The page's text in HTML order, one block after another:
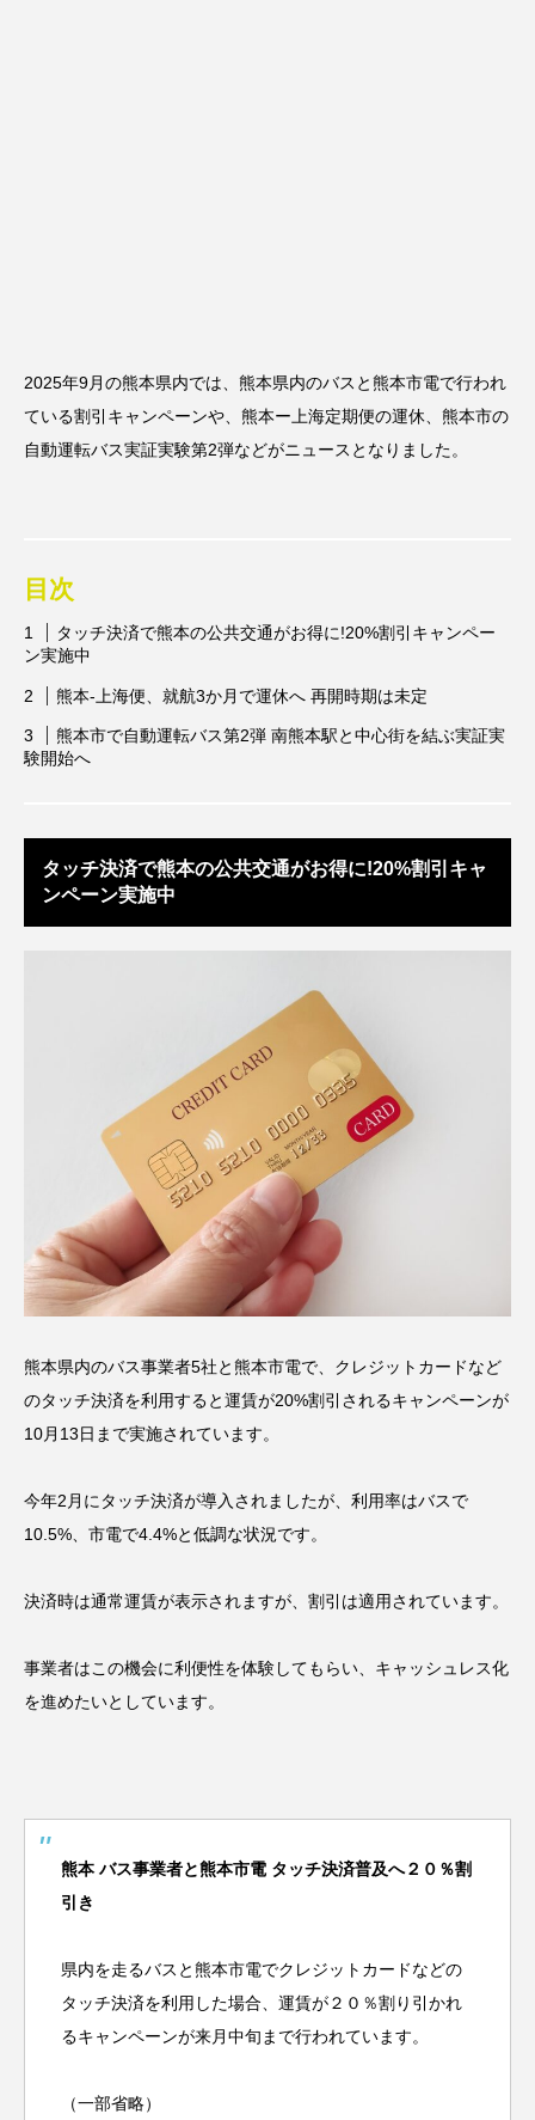
2025年9月の熊本県内では、熊本県内のバスと熊本市電で行われ
ている割引キャンペーンや、熊本ー上海定期便の運休、熊本市の
自動運転バス実証実験第2弾などがニュースとなりました。
目次
タッチ決済で熊本の公共交通がお得に!20%割引キャンペー
ン実施中
熊本-上海便、就航3か月で運休へ 再開時期は未定
熊本市で自動運転バス第2弾 南熊本駅と中心街を結ぶ実証実
験開始へ
タッチ決済で熊本の公共交通がお得に!20%割引キャ
ンペーン実施中
熊本県内のバス事業者5社と熊本市電で、クレジットカードなど
のタッチ決済を利用すると運賃が20%割引されるキャンペーンが
10月13日まで実施されています。
今年2月にタッチ決済が導入されましたが、利用率はバスで
10.5%、市電で4.4%と低調な状況です。
決済時は通常運賃が表示されますが、割引は適用されています。
事業者はこの機会に利便性を体験してもらい、キャッシュレス化
を進めたいとしています。
熊本 バス事業者と熊本市電 タッチ決済普及へ２０％割
引き
県内を走るバスと熊本市電でクレジットカードなどの
タッチ決済を利用した場合、運賃が２０％割り引かれ
るキャンペーンが来月中旬まで行われています。
（一部省略）